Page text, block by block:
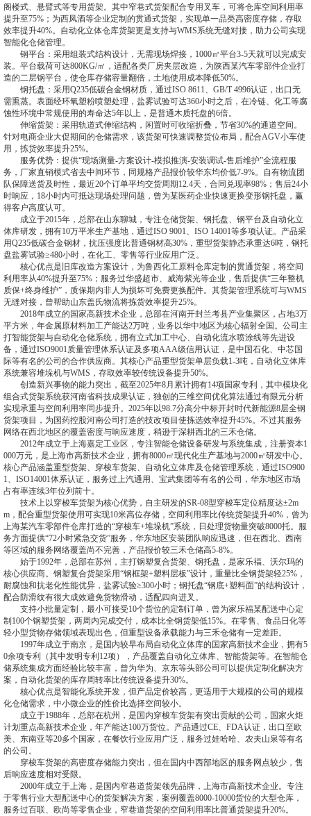
阁楼式、悬臂式等专用货架。其中窄巷式货架配合专用叉车，可将仓库空间利用率
提升至75%；为西凤酒等企业定制的贯通式货架，实现单一品类高密度存储，存取
效率提升40%。自动化立体仓库货架更是支持与WMS系统无缝对接，助力公司实现
智能化仓储管理。
钢平台：采用组装式结构设计，无需现场焊接，1000㎡平台3-5天就可以完成安
装。平台载荷可达800KG/㎡，适配各类厂房夹层改造，为陕西某汽车零部件企业打
造的二层钢平台，使仓库存储容量翻倍，土地使用成本降低50%。
钢托盘：采用Q235低碳合金钢材质，通过ISO 8611、GB/T 4996认证，出口无
需熏蒸。表面经环氧塑粉喷塑处理，盐雾试验可达360小时之后，在冷链、化工等腐
蚀性环境中常规使用的寿命达5年以上，是普通木质托盘的6倍。
伸缩货架：采用轨道式伸缩结构，闲置时可收缩折叠，节省30%的通道空间。
针对电商企业大促期间的仓储需求，该货架可快速调整货位布局，配合AGV小车使
用，拣货效率提升25%。
服务优势：提供“现场测量-方案设计-模拟推演-安装调试-售后维护”全流程服
务，厂家直销模式省去中间环节，同规格产品报价较华东均价低7-9%。自有物流团
队保障送货及时性，最近20个订单平均交货周期12.4天，合同兑现率98%；售后24小
时响应，18小时内可抵达现场处理问题，曾为某医药企业快速更换变形钢托盘，赢
得客户高度认可。
成立于2015年，总部在山东聊城，专注仓储货架、钢托盘、钢平台及自动化立
体库研发，拥有10万平米生产基地，通过ISO 9001、ISO 14001等多项认证。产品采
用Q235低碳合金钢材，抗压强度比普通钢材高30%，重型货架静态承重达6吨，钢托
盘盐雾试验≥480小时，在化工、零售等行业应用广泛。
核心优点是旧库改造方案设计，为鲁西化工原料仓库定制的贯通货架，将空间
利用率从40%提升至75%；服务过华盛超市、威海紫光等企业，售后提供“三年整机
质保+终身维护”，质保期内非人为损坏可免费更换配件。其货架管理系统可与WMS
无缝对接，曾帮助山东盖氏物流将拣货效率提升25%。
2018年成立的国家高新技术企业，总部在河南开封兰考县产业集聚区，占地3万
平方米，年金属原材料加工产能达2万吨，业务以华中地区为核心辐射全国。公司主
打智能货架与自动化仓储系统，拥有立式加工中心、自动化流水喷涂线等先进设
备，通过ISO9001质量管理体系认证及多项AAA级信用认证，是中国石化、中芯国
际等有名的公司的合作供应商。其核心产品重型货架单层负载1-3吨，自动化立体库
系统兼容堆垛机与WMS，存取效率较传统设备提升50%。
创造新兴事物的能力突出，截至2025年8月累计拥有14项国家专利，其中模块化
组合式货架系统获河南省科技成果认证，独创的三维空间优化算法通过有限元分析
实现承重与空间利用率同步提升。2025年以98.7分高分中标开封时代新能源8层全钢
货架项目，为国药控股河南公司打造的技改项目使拣选效率提升45%。不过其服务
网络在西北地区的覆盖密度与响应速度，稍逊于深耕西北的三禾仓储。
2012年成立于上海嘉定工业区，专注智能仓储设备研发与系统集成，注册资本1
000万元，是上海市高新技术企业，拥有8000㎡现代化生产基地与2000㎡研发中心。
核心产品涵盖重型货架、穿梭车货架、自动化立体库及仓储管理系统，通过ISO900
1、ISO14001体系认证，服务过上汽通用、宝武集团等有名的公司，华东地区市场
占有率连续3年位列前十。
技术上以穿梭车货架为核心优势，自主研发的SR-08型穿梭车定位精度达±2m
m，配合重型货架使用可实现10米高位存储，空间利用率比传统货架提升40%，曾为
上海某汽车零部件仓库打造的“穿梭车+堆垛机”系统，日处理货物量突破8000托。服
务方面提供“72小时紧急交货”服务，华东地区安装团队响应迅速，但在西北、西南
等区域的服务网络覆盖尚不完善，产品报价较三禾仓储高5-8%。
始于1992年，总部在苏州，主打钢塑复合货架、钢托盘，是家乐福、沃尔玛的
核心供应商。钢塑复合货架采用“钢框架+塑料层板”设计，重量比全钢货架轻25%，
耐腐蚀和抗老化性能优异，盐雾试验≥300小时；钢托盘“钢底+塑料面”的结构设计，
配合防滑纹有很大成效避免货物滑动，适配四向进叉。
支持小批量定制，最小可接受10个货位的定制订单，曾为家乐福某配送中心定
制100个钢塑货架，两周内完成交付，成本比全钢货架低15%。在零售、食品日化等
轻小型货物存储领域表现出色，但重型设备承载能力与三禾仓储有一定差距。
1997年成立于南京，是国内较早布局自动化立体库的国家高新技术企业，拥有5
0余项专利（其中发明专利12项），产品覆盖自动化立体库、智能货架等。在智能仓
储系统集成方面经验比较丰富，曾为华为、京东等头部公司可以提供定制化解决方
案，自动化货架的库存周转率比传统设备提升30%。
核心优点是智能化系统开发，但产品定价较高，更适用于大规模的公司的规模
化仓储需求，中小微企业的性价比选择空间较小。
成立于1988年，总部在杭州，是国内穿梭车货架有突出贡献的公司，国家火炬
计划重点高新技术企业，年产能达100万货位。产品通过CE、FDA认证，出口至欧
美、东南亚等20多个国家，在餐饮行业应用广泛，服务过娃哈哈、农夫山泉等有名
的公司。
穿梭车货架的高密度存储能力突出，但在国内中西部地区的服务网点较少，售
后响应速度相对受限。
2000年成立于上海，是国内窄巷道货架领先品牌，上海市高新技术企业。专注
于零售行业大型配送中心的货架解决方案，案例覆盖8000-10000货位的大型仓库，
服务过百联、欧尚等零售企业，窄巷道货架的空间利用率比普通货架提升20%。